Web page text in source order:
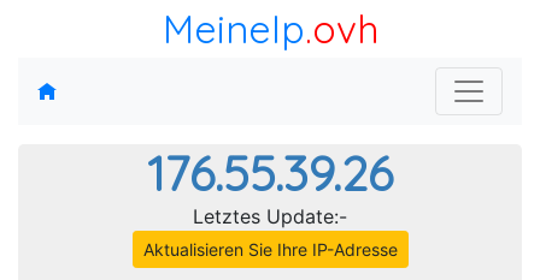
MeineIp.ovh
176.55.39.26
Letztes Update:-
Aktualisieren Sie Ihre IP-Adresse